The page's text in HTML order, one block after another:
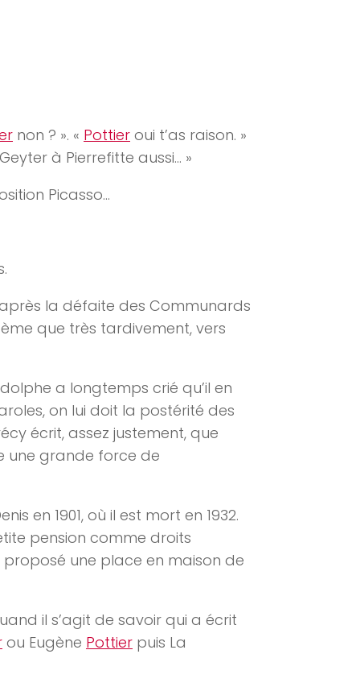
non ? ». « Pottier oui t’as raison. »
à Pierrefitte aussi… »
Picasso…
la défaite des Communards
que très tardivement, vers
a longtemps crié qu’il en
on lui doit la postérité des
écrit, assez justement, que
une grande force de
en 1901, où il est mort en 1932.
pension comme droits
une place en maison de
il s’agit de savoir qui a écrit
ou Eugène Pottier puis La